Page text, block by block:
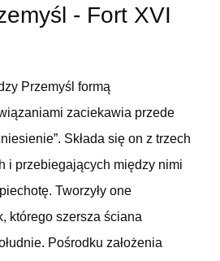
- Fort XVI
Przemyśl formą
zaciekawia przede
Składa się on z trzech
i przebiegających między nimi
Tworzyły one
którego szersza ściana
Pośrodku założenia